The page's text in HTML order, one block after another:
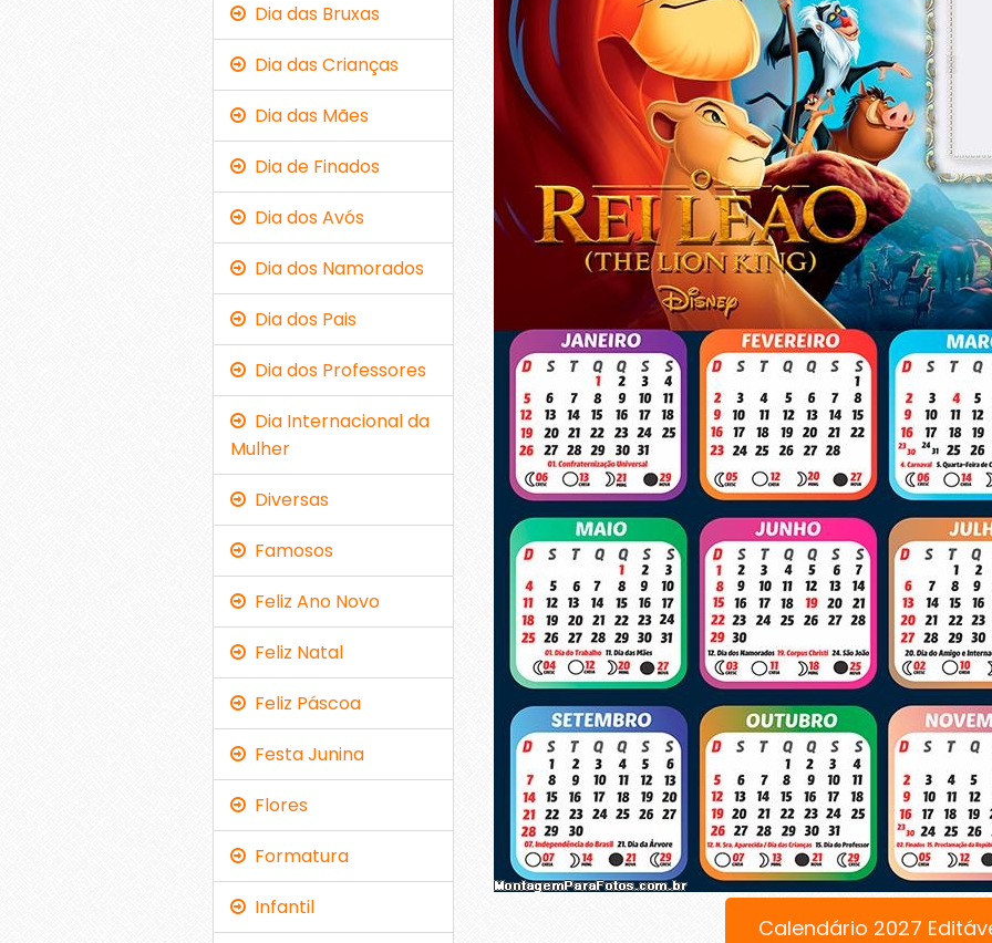
Calendário 2027
Dia das Bruxas
Dia das Crianças
Dia das Mães
Dia de Finados
Dia dos Avós
Dia dos Namorados
Dia dos Pais
Dia dos Professores
Dia Internacional da
Mulher
Diversas
Famosos
Feliz Ano Novo
Feliz Natal
Feliz Páscoa
Festa Junina
Flores
Formatura
Infantil